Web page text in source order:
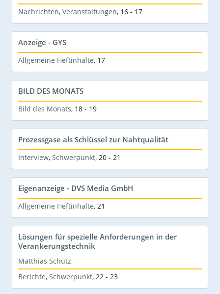
Nachrichten, Veranstaltungen, 16 - 17
Anzeige - GYS
Allgemeine Heftinhalte, 17
BILD DES MONATS
Bild des Monats, 18 - 19
Prozessgase als Schlüssel zur Nahtqualität
Interview, Schwerpunkt, 20 - 21
Eigenanzeige - DVS Media GmbH
Allgemeine Heftinhalte, 21
Lösungen für spezielle Anforderungen in der
Verankerungstechnik
Matthias Schütz
Berichte, Schwerpunkt, 22 - 23